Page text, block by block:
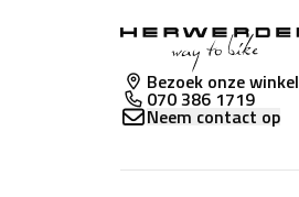
Bezoek onze winkel
070 386 1719
Neem contact op